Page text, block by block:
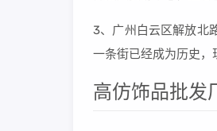
3、广州白云区解放北
一条街已经成为历史，
高仿饰品批发